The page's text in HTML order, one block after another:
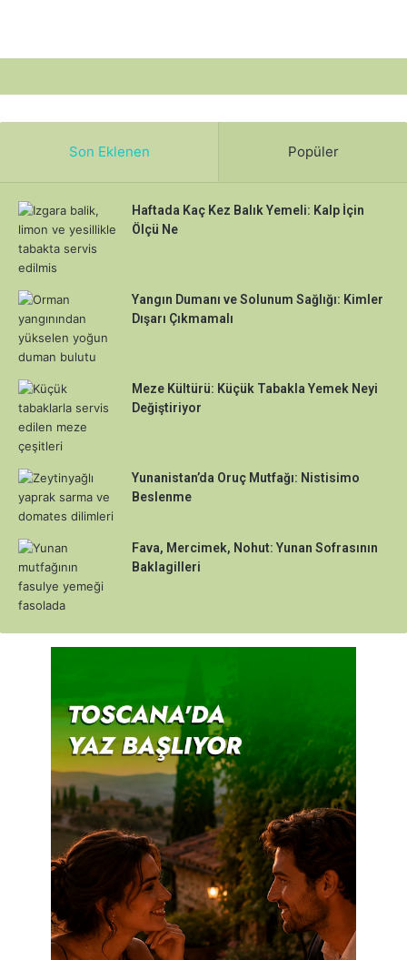
Son Eklenen Popüler
Haftada Kaç Kez Balık Yemeli: Kalp İçin
Ölçü Ne
Yangın Dumanı ve Solunum Sağlığı: Kimler
Dışarı Çıkmamalı
Meze Kültürü: Küçük Tabakla Yemek Neyi
Değiştiriyor
Yunanistan’da Oruç Mutfağı: Nistisimo
Beslenme
Fava, Mercimek, Nohut: Yunan Sofrasının
Baklagilleri